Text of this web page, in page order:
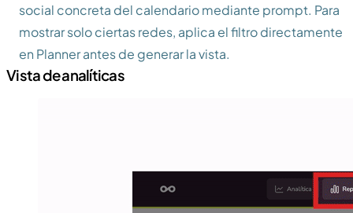
social concreta del calendario mediante prompt. Para
mostrar solo ciertas redes, aplica el filtro directamente
en Planner antes de generar la vista.
Vista de analíticas